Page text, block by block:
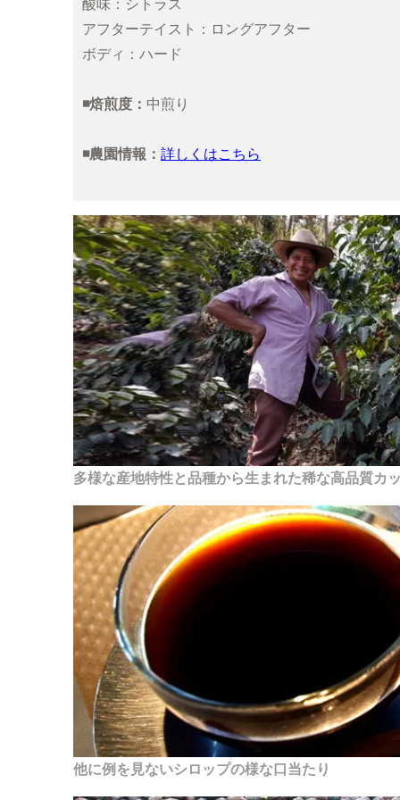
酸味：シトラス
アフターテイスト：ロングアフター
ボディ：ハード
◾️焙煎度： 中煎り
◾️農園情報： 詳しくはこちら
多様な産地特性と品種から生まれた稀な高品質カ
他に例を見ないシロップの様な口当たり